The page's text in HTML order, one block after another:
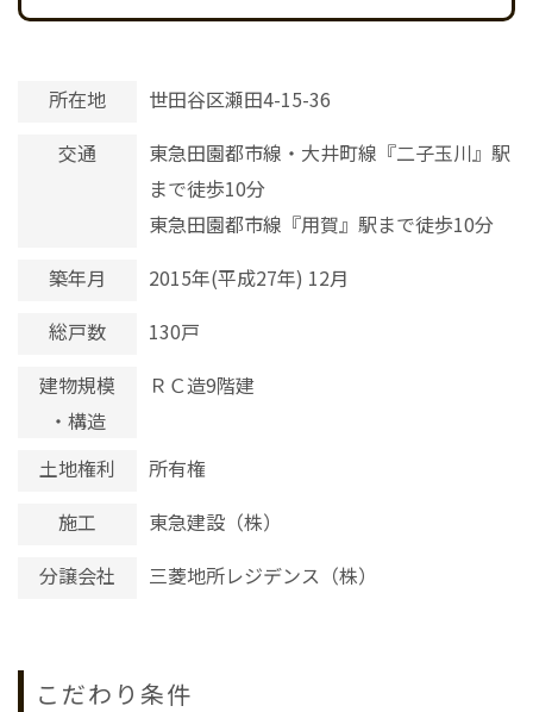
所在地
世田谷区瀬田4-15-36
交通
東急田園都市線・大井町線『二子玉川』駅
まで徒歩10分
東急田園都市線『用賀』駅まで徒歩10分
築年月
2015年(平成27年) 12月
総戸数
130戸
建物規模
・構造
ＲＣ造9階建
土地権利
所有権
施工
東急建設（株）
分譲会社
三菱地所レジデンス（株）
こだわり条件